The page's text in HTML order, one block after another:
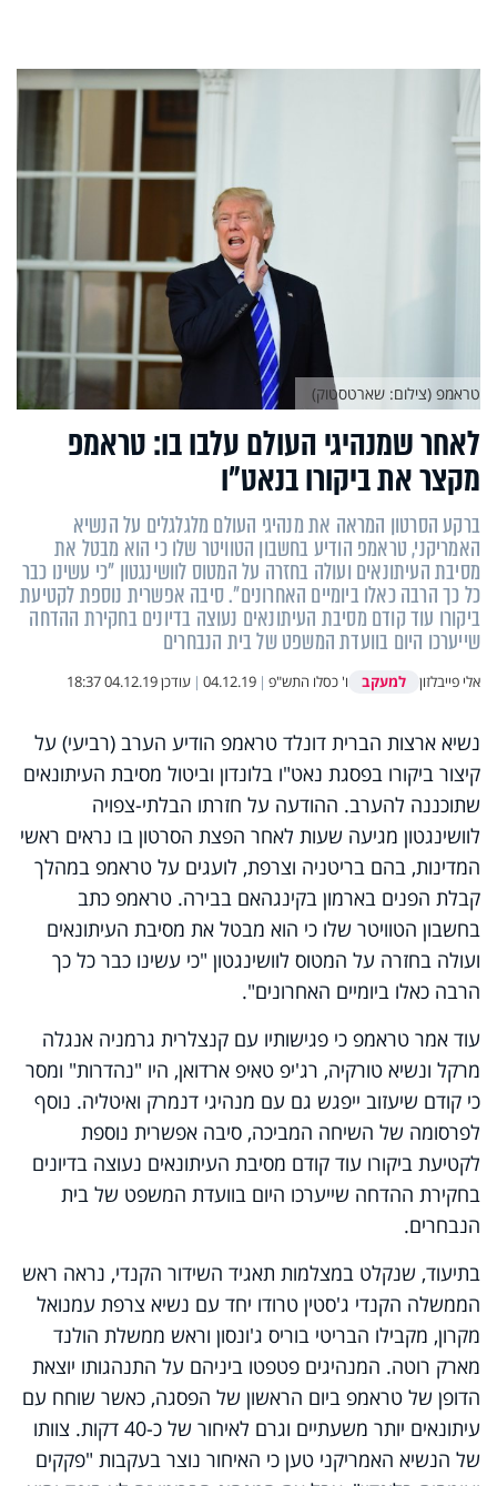
לאחר שמנהיגי העולם עלבו בו: טראמפ
מקצר את ביקורו בנאט"ו
ברקע הסרטון המראה את מנהיגי העולם מלגלגלים על הנשיא
האמריקני, טראמפ הודיע בחשבון הטוויטר שלו כי הוא מבטל את
מסיבת העיתונאים ועולה בחזרה על המטוס לוושינגטון "כי עשינו כבר
כל כך הרבה כאלו ביומיים האחרונים". סיבה אפשרית נוספת לקטיעת
ביקורו עוד קודם מסיבת העיתונאים נעוצה בדיונים בחקירת ההדחה
שייערכו היום בוועדת המשפט של בית הנבחרים
אלי פייבלזון למעקב ו' כסלו התש"פ |
04.12.19
| עודכן04.12.19 18:37
טראמפ (צילום: שארטסטוק)
נשיא ארצות הברית דונלד טראמפ הודיע הערב (רביעי) על
קיצור ביקורו בפסגת נאט"ו בלונדון וביטול מסיבת העיתונאים
שתוכננה להערב. ההודעה על חזרתו הבלתי-צפויה
לוושינגטון מגיעה שעות לאחר הפצת הסרטון בו נראים ראשי
המדינות, בהם בריטניה וצרפת, לועגים על טראמפ במהלך
קבלת הפנים בארמון בקינגהאם בבירה. טראמפ כתב
בחשבון הטוויטר שלו כי הוא מבטל את מסיבת העיתונאים
ועולה בחזרה על המטוס לוושינגטון "כי עשינו כבר כל כך
הרבה כאלו ביומיים האחרונים".
עוד אמר טראמפ כי פגישותיו עם קנצלרית גרמניה אנגלה
מרקל ונשיא טורקיה, רג'יפ טאיפ ארדואן, היו "נהדרות" ומסר
כי קודם שיעזוב ייפגש גם עם מנהיגי דנמרק ואיטליה. נוסף
לפרסומה של השיחה המביכה, סיבה אפשרית נוספת
לקטיעת ביקורו עוד קודם מסיבת העיתונאים נעוצה בדיונים
בחקירת ההדחה שייערכו היום בוועדת המשפט של בית
הנבחרים.
בתיעוד, שנקלט במצלמות תאגיד השידור הקנדי, נראה ראש
הממשלה הקנדי ג'סטין טרודו יחד עם נשיא צרפת עמנואל
מקרון, מקבילו הבריטי בוריס ג'ונסון וראש ממשלת הולנד
מארק רוטה. המנהיגים פטפטו ביניהם על התנהגותו יוצאת
הדופן של טראמפ ביום הראשון של הפסגה, כאשר שוחח עם
עיתונאים יותר משעתיים וגרם לאיחור של כ-40 דקות. צוותו
של הנשיא האמריקני טען כי האיחור נוצר בעקבות "פקקים